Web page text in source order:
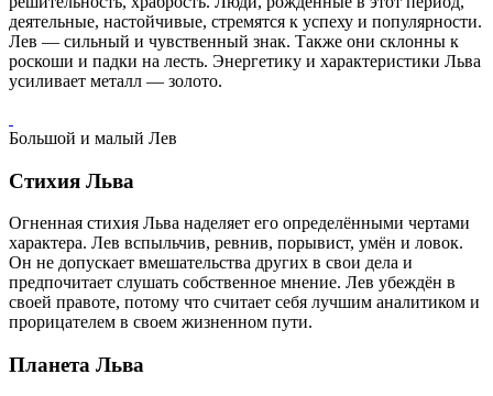
деятельные, настойчивые, стремятся к успеху и популярности.
Лев — сильный и чувственный знак. Также они склонны к
роскоши и падки на лесть. Энергетику и характеристики Льва
усиливает металл — золото.
Большой и малый Лев
Стихия Льва
Огненная стихия Льва наделяет его определёнными чертами
характера. Лев вспыльчив, ревнив, порывист, умён и ловок.
Он не допускает вмешательства других в свои дела и
предпочитает слушать собственное мнение. Лев убеждён в
своей правоте, потому что считает себя лучшим аналитиком и
прорицателем в своем жизненном пути.
Планета Льва